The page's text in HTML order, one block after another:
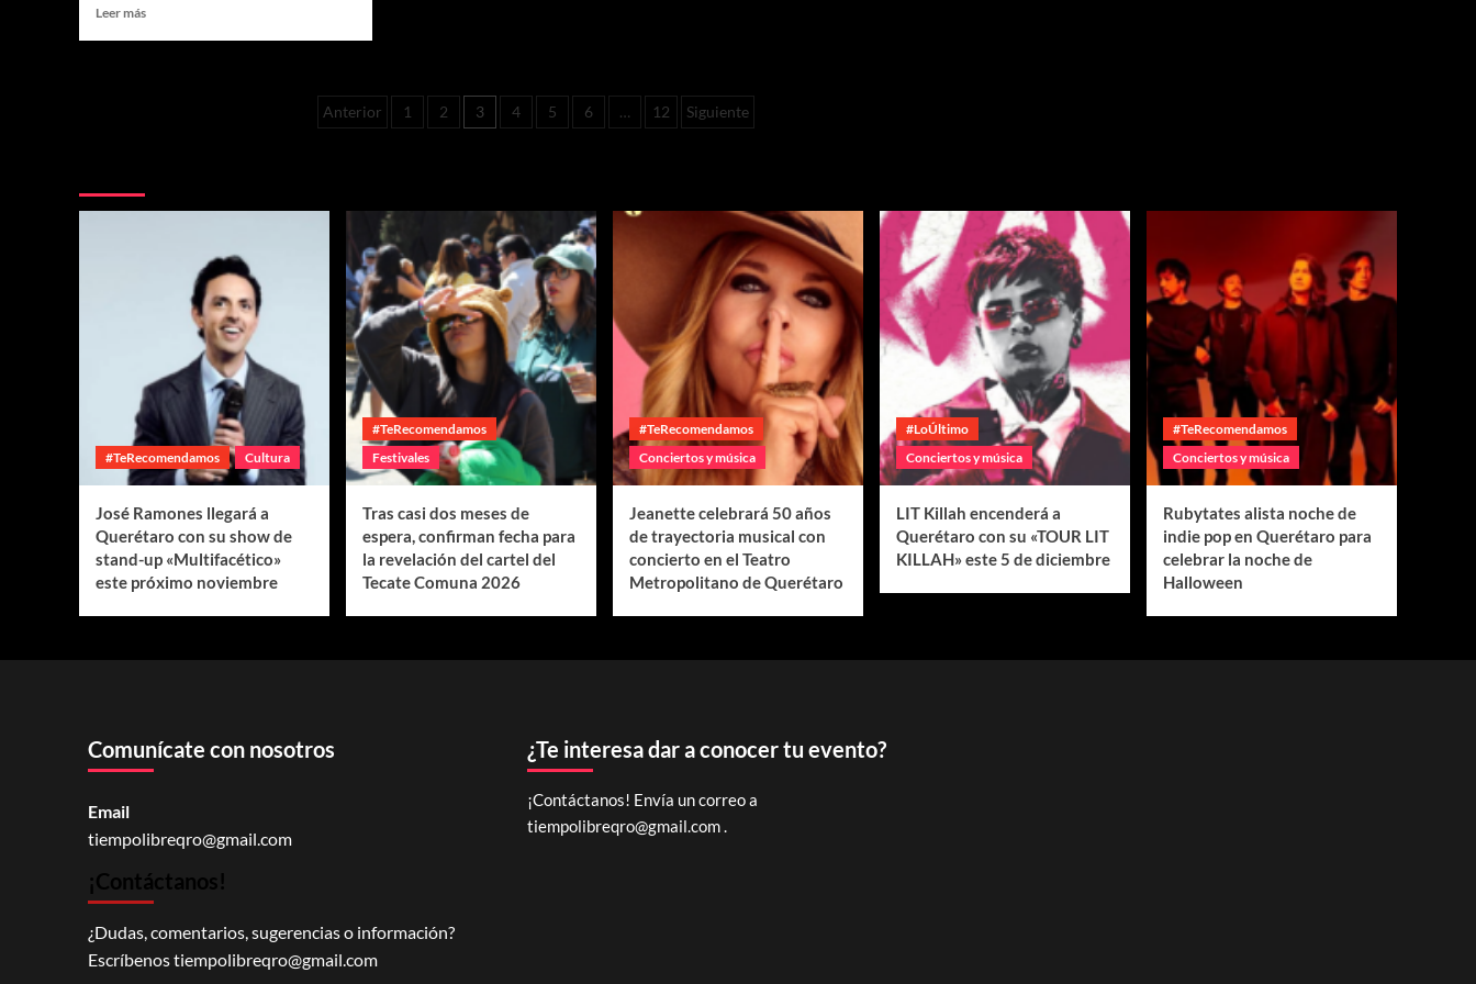
Leer más
Anterior 1 2 3 4 5 6 … 12 Siguiente
#TeRecomendamos Cultura
José Ramones llegará a
Querétaro con su show de
stand-up «Multifacético»
este próximo noviembre
#TeRecomendamos
Festivales
Tras casi dos meses de
espera, confirman fecha para
la revelación del cartel del
Tecate Comuna 2026
#TeRecomendamos
Conciertos y música
Jeanette celebrará 50 años
de trayectoria musical con
concierto en el Teatro
Metropolitano de Querétaro
#LoÚltimo
Conciertos y música
LIT Killah encenderá a
Querétaro con su «TOUR LIT
KILLAH» este 5 de diciembre
#TeRecomendamos
Conciertos y música
Rubytates alista noche de
indie pop en Querétaro para
celebrar la noche de
Halloween
Comunícate con nosotros
Email
tiempolibreqro@gmail.com
¡Contáctanos!
¿Dudas, comentarios, sugerencias o información?
Escríbenostiempolibreqro@gmail.com
¿Te interesa dar a conocer tu evento?
¡Contáctanos! Envía un correo a
tiempolibreqro@gmail.com.